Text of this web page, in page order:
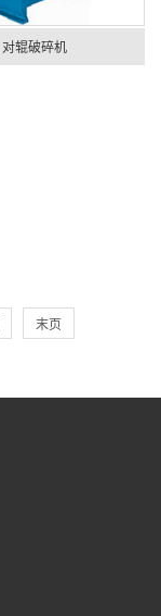
对辊破碎机
末页